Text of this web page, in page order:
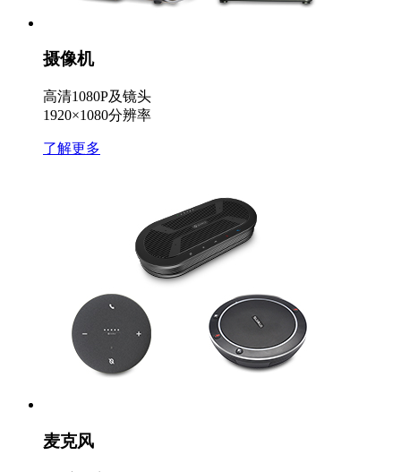
摄像机
高清1080P及镜头
1920×1080分辨率
了解更多
麦克风